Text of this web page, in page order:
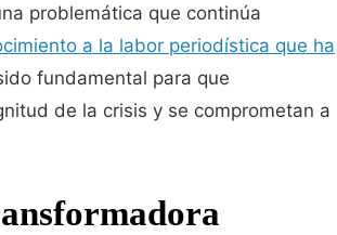
problemática que continúa
a la labor periodística que ha
fundamental para que
de la crisis y se comprometan a